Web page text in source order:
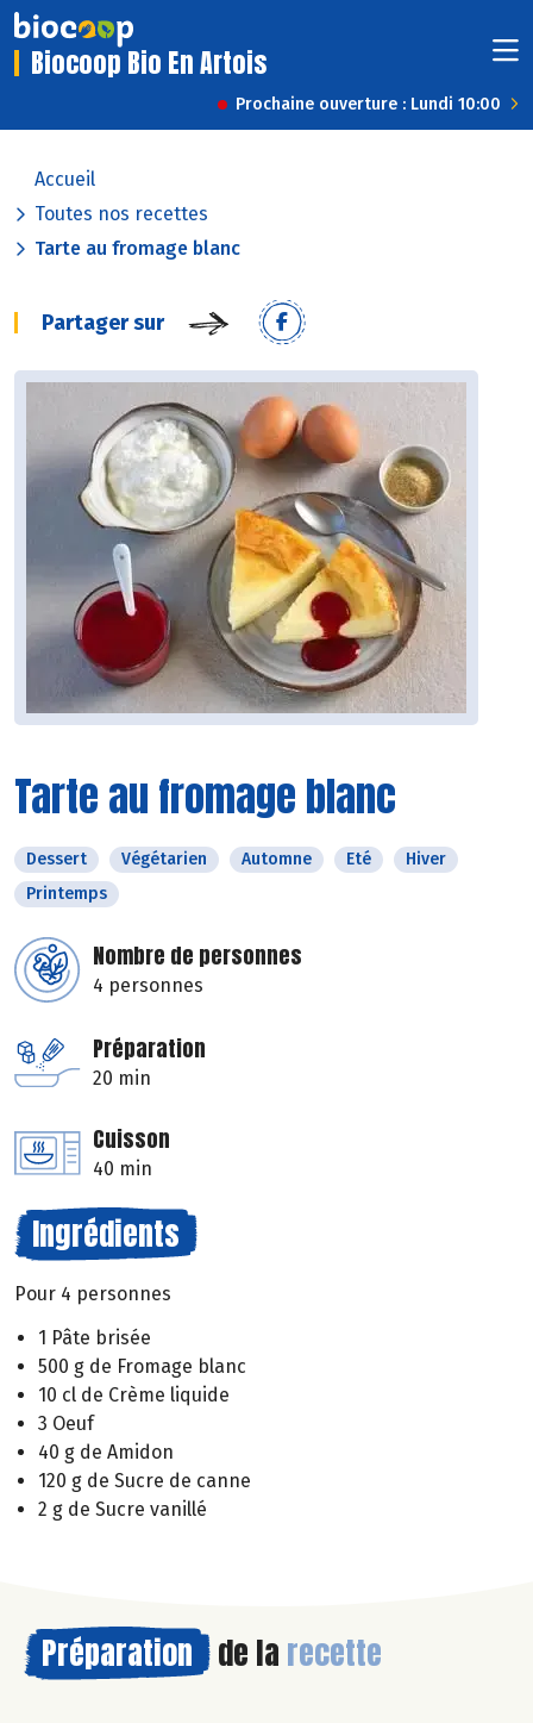
Biocoop Bio En Artois
Prochaine ouverture : Lundi 10:00
Accueil
Toutes nos recettes
Tarte au fromage blanc
Partager sur
Tarte au fromage blanc
Dessert Végétarien Automne Eté
Hiver
Printemps
Nombre de personnes
4 personnes
Préparation
20 min
Cuisson
40 min
Ingrédients
Pour 4 personnes
1 Pâte brisée
500 g de Fromage blanc
10 cl de Crème liquide
3 Oeuf
40 g de Amidon
120 g de Sucre de canne
2 g de Sucre vanillé
Préparation de la recette